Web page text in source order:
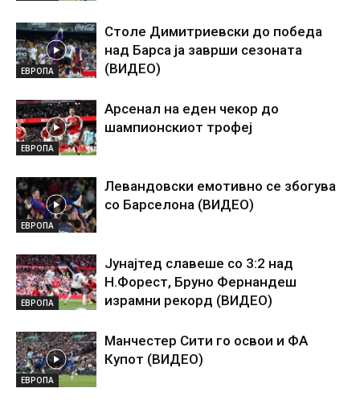
ЕВРОПА
Столе Димитриевски до победа
над Барса ја заврши сезоната
(ВИДЕО)
ЕВРОПА
Арсенал на еден чекор до
шампионскиот трофеј
ЕВРОПА
Левандовски емотивно се збогува
со Барселона (ВИДЕО)
ЕВРОПА
Јунајтед славеше со 3:2 над
Н.Форест, Бруно Фернандеш
израмни рекорд (ВИДЕО)
ЕВРОПА
Манчестер Сити го освои и ФА
Купот (ВИДЕО)